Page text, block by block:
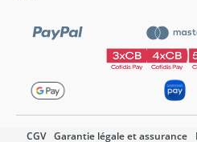
CGV Garantie légale et assurance